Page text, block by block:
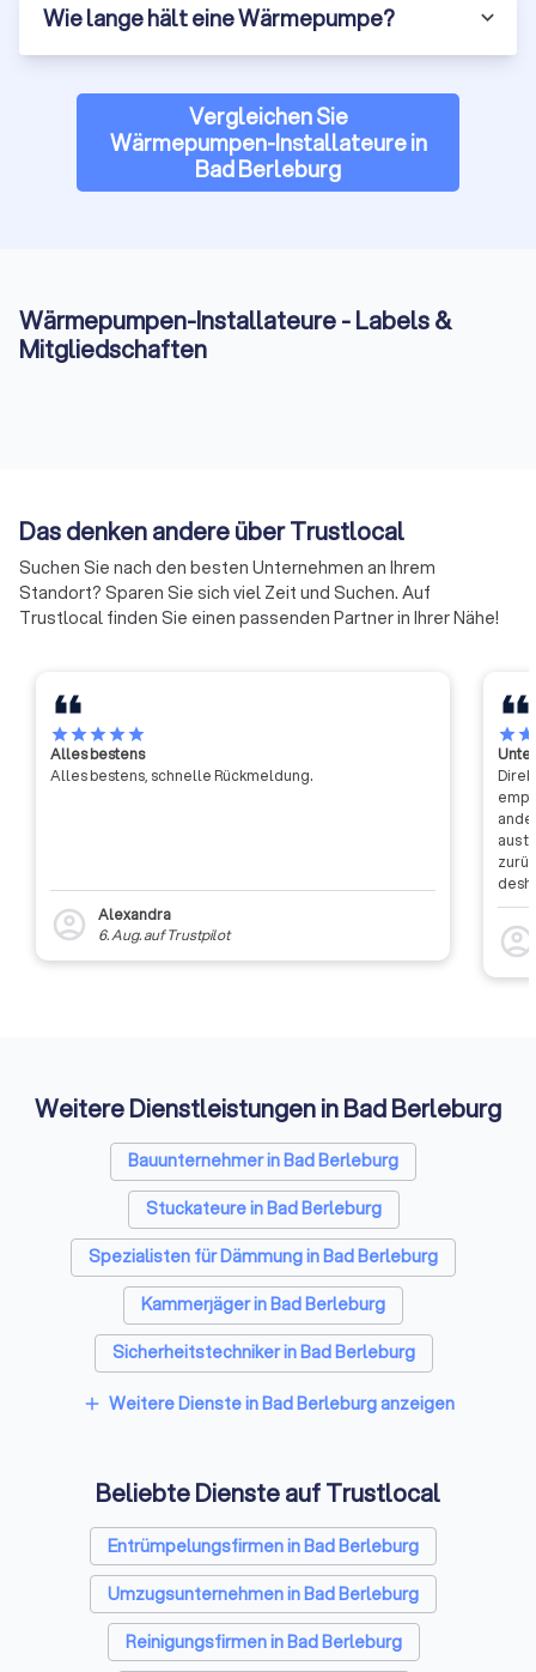
Wie lange hält eine Wärmepumpe?
Vergleichen Sie
Wärmepumpen-Installateure in
Bad Berleburg
Wärmepumpen-Installateure - Labels &
Mitgliedschaften
Das denken andere über Trustlocal
Suchen Sie nach den besten Unternehmen an Ihrem
Standort? Sparen Sie sich viel Zeit und Suchen. Auf
Trustlocal finden Sie einen passenden Partner in Ihrer Nähe!
starstarstarstarstar
Alles bestens
Alles bestens, schnelle Rückmeldung.
account_circle
Alexandra
6. Aug.auf Trustpilot
starstar
aus
dass
account_circle
Weitere Dienstleistungen in Bad Berleburg
Bauunternehmer in Bad Berleburg
Stuckateure in Bad Berleburg
Spezialisten für Dämmung in Bad Berleburg
Kammerjäger in Bad Berleburg
Sicherheitstechniker in Bad Berleburg
Trockenbauer in Bad Berleburg
Fliesenleger in Bad Berleburg
Fensterbauer in Bad Berleburg
Bodenleger in Bad Berleburg
add Weitere Dienste in Bad Berleburg anzeigen
Beliebte Dienste auf Trustlocal
Entrümpelungsfirmen in Bad Berleburg
Umzugsunternehmen in Bad Berleburg
Reinigungsfirmen in Bad Berleburg